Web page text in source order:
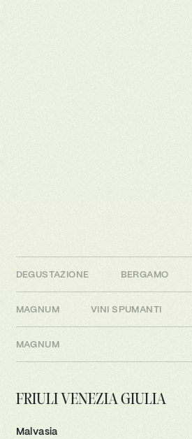
DEGUSTAZIONE BERGAMO
MAGNUM VINI SPUMANTI
MAGNUM
FRIULI VENEZIA GIULIA
Malvasia